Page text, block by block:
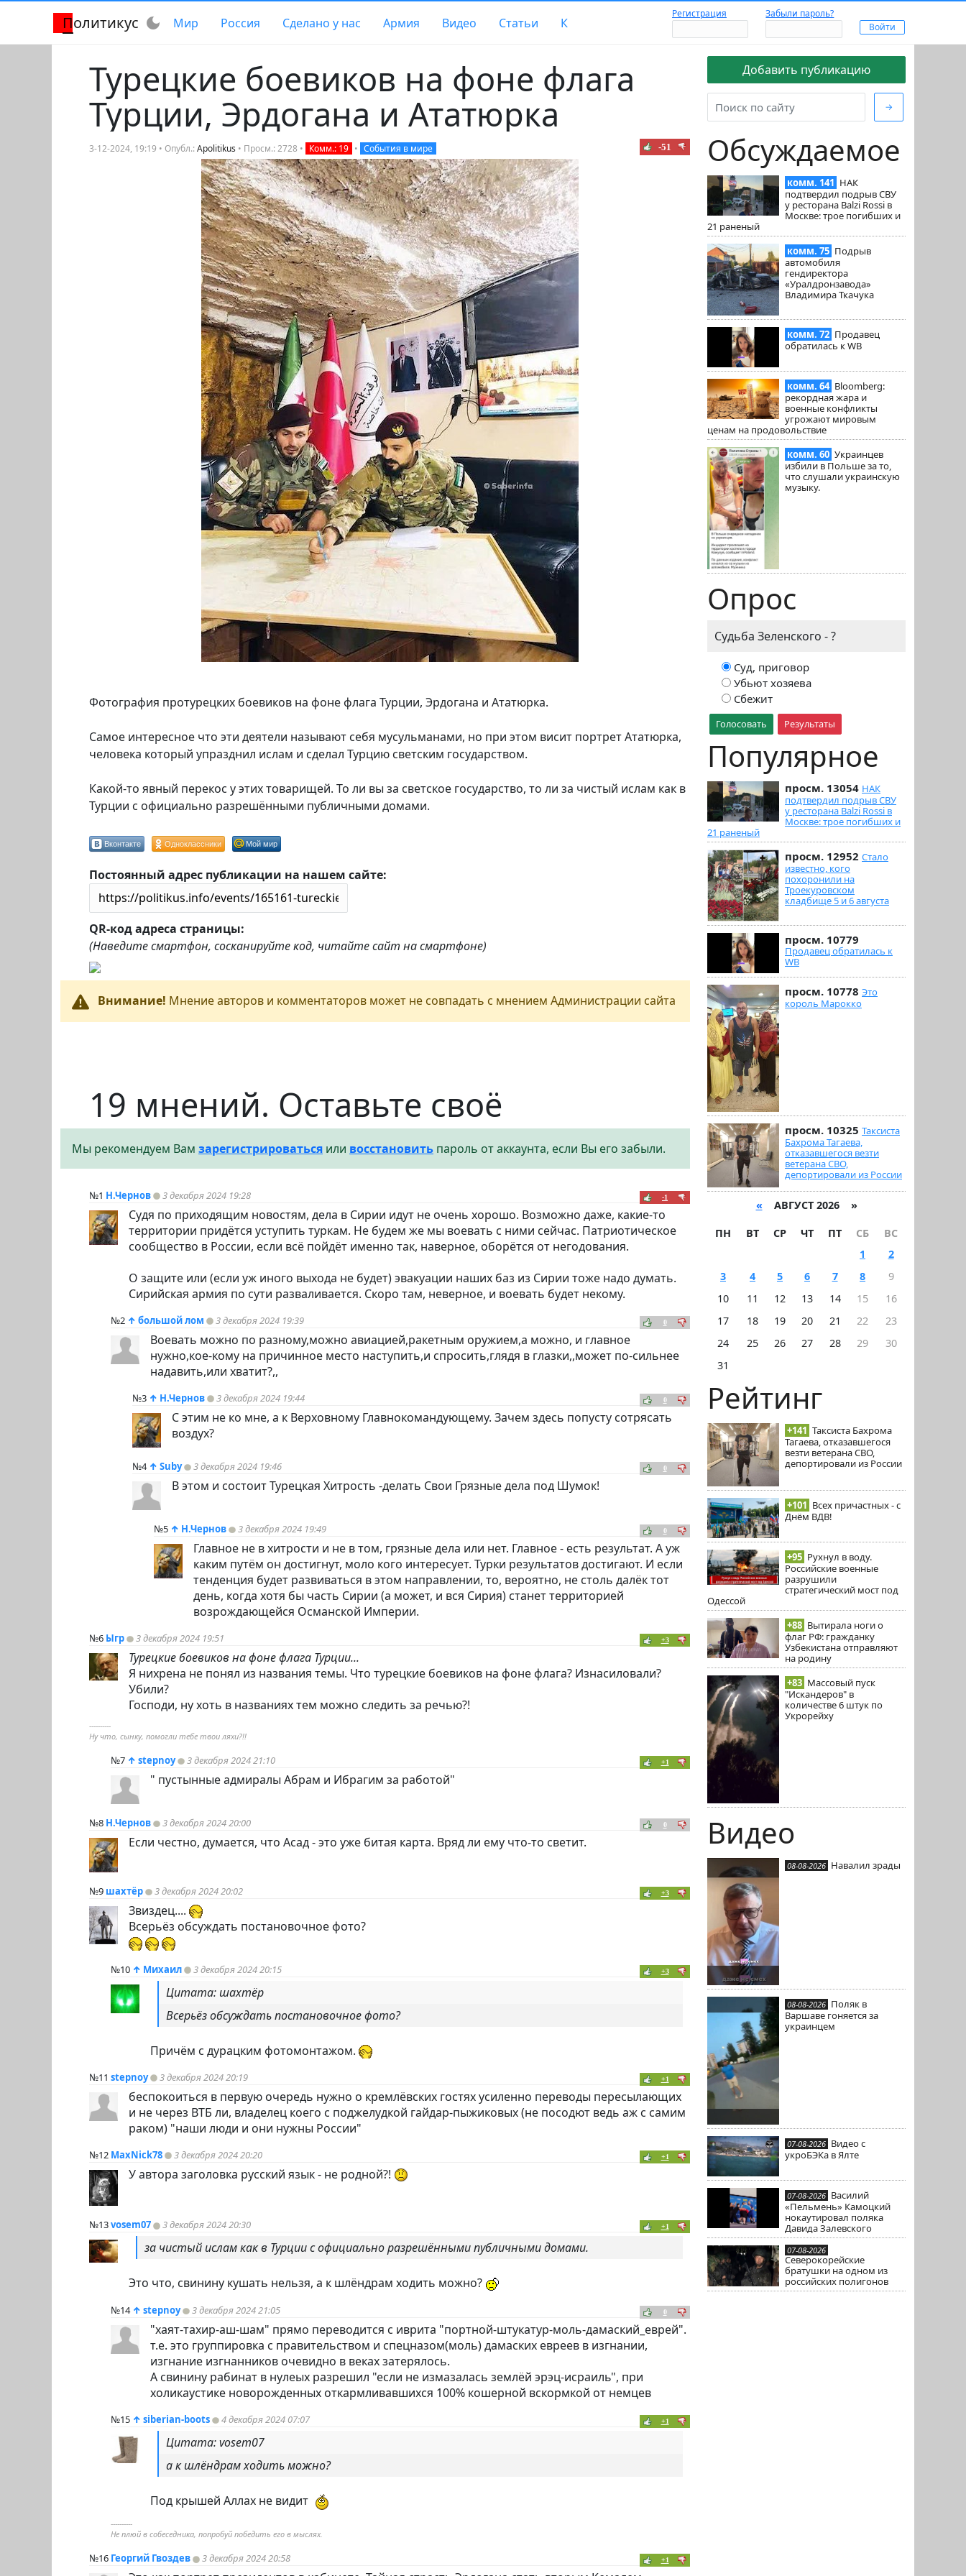
Политикус dark_mode Мир Россия Сделано у нас Армия Видео Статьи К
Регистрация Забыли пароль?
Добавить публикацию
→
Обсуждаемое
комм. 141 НАК
подтвердил подрыв СВУ
у ресторана Balzi Rossi в
Москве: трое погибших и
21 раненый
комм. 75 Подрыв
автомобиля
гендиректора
«Уралдронзавода»
Владимира Ткачука
комм. 72 Продавец
обратилась к WB
комм. 64 Bloomberg:
рекордная жара и
военные конфликты
угрожают мировым
ценам на продовольствие
комм. 60 Украинцев
избили в Польше за то,
что слушали украинскую
музыку.
Опрос
Судьба Зеленского - ?
Суд, приговор
Убьют хозяева
Сбежит
Голосовать Результаты
Популярное
просм. 13054 НАК
подтвердил подрыв СВУ
у ресторана Balzi Rossi в
Москве: трое погибших и
21 раненый
просм. 12952 Стало
известно, кого
похоронили на
Троекуровском
кладбище 5 и 6 августа
просм. 10779
Продавец обратилась к
WB
просм. 10778 Это
король Марокко
просм. 10325 Таксиста
Бахрома Тагаева,
отказавшегося везти
ветерана СВО,
депортировали из России
« АВГУСТ 2026 »
ПН ВТ СР ЧТ ПТ СБ
ВС
1
2
3
4 5 6 7 8
9
10
11 12 13 14 15
16
17
18 19 20 21 22
23
24
25 26 27 28 29
30
31
Рейтинг
+141 Таксиста Бахрома
Тагаева, отказавшегося
везти ветерана СВО,
депортировали из России
+101 Всех причастных - с
Днём ВДВ!
+95 Рухнул в воду.
Российские военные
разрушили
стратегический мост под
Одессой
+88 Вытирала ноги о
флаг РФ: гражданку
Узбекистана отправляют
на родину
+83 Массовый пуск
"Искандеров" в
количестве 6 штук по
Укрорейху
Видео
08-08-2026 Навалил зрады
08-08-2026 Поляк в
Варшаве гоняется за
украинцем
07-08-2026 Видео с
укроБЭКа в Ялте
07-08-2026 Василий
«Пельмень» Камоцкий
нокаутировал поляка
Давида Залевского
07-08-2026
Северокорейские
братушки на одном из
российских полигонов
Турецкие боевиков на фоне флага
Турции, Эрдогана и Ататюрка
3-12-2024, 19:19 • Опубл.:Apolitikus • Просм.: 2728 • Комм.: 19 • События в мире -51
Фотография протурецких боевиков на фоне флага Турции, Эрдогана и Ататюрка.
Самое интересное что эти деятели называют себя мусульманами, но при этом висит портрет Ататюрка,
человека который упразднил ислам и сделал Турцию светским государством.
Какой-то явный перекос у этих товарищей. То ли вы за светское государство, то ли за чистый ислам как в
Турции с официально разрешёнными публичными домами.
Вконтакте Одноклассники Мой мир
Постоянный адрес публикации на нашем сайте:
QR-код адреса страницы:
(Наведите смартфон, сосканируйте код, читайте сайт на смартфоне)
Внимание! Мнение авторов и комментаторов может не совпадать с мнением Администрации сайта
19 мнений. Оставьте своё
Мы рекомендуем Вам зарегистрироваться или восстановить пароль от аккаунта, если Вы его забыли.
№1 Н.Чернов 3 декабря 2024 19:28 -1
Судя по приходящим новостям, дела в Сирии идут не очень хорошо. Возможно даже, какие-то
территории придётся уступить туркам. Не будем же мы воевать с ними сейчас. Патриотическое
сообщество в России, если всё пойдёт именно так, наверное, оборётся от негодования.
О защите или (если уж иного выхода не будет) эвакуации наших баз из Сирии тоже надо думать.
Сирийская армия по сути разваливается. Скоро там, неверное, и воевать будет некому.
№2 ↑ большой лом 3 декабря 2024 19:39 0
Воевать можно по разному,можно авиацией,ракетным оружием,а можно, и главное
нужно,кое-кому на причинное место наступить,и спросить,глядя в глазки,,может по-сильнее
надавить,или хватит?,,
№3 ↑ Н.Чернов 3 декабря 2024 19:44 0
С этим не ко мне, а к Верховному Главнокомандующему. Зачем здесь попусту сотрясать
воздух?
№4 ↑ Suby 3 декабря 2024 19:46 0
В этом и состоит Турецкая Хитрость -делать Свои Грязные дела под Шумок!
№5 ↑ Н.Чернов 3 декабря 2024 19:49 0
Главное не в хитрости и не в том, грязные дела или нет. Главное - есть результат. А уж
каким путём он достигнут, моло кого интересует. Турки результатов достигают. И если
тенденция будет развиваться в этом направлении, то, вероятно, не столь далёк тот
день, когда хотя бы часть Сирии (а может, и вся Сирия) станет территорией
возрождающейся Османской Империи.
№6 Ыгр 3 декабря 2024 19:51 +3
Турецкие боевиков на фоне флага Турции...
Я нихрена не понял из названия темы. Что турецкие боевиков на фоне флага? Изнасиловали?
Убили?
Господи, ну хоть в названиях тем можно следить за речью?!
----------
Ну что, сынку, помогли тебе твои ляхи?!!
№7 ↑ stepnoy 3 декабря 2024 21:10 +1
" пустынные адмиралы Абрам и Ибрагим за работой"
№8 Н.Чернов 3 декабря 2024 20:00 0
Если честно, думается, что Асад - это уже битая карта. Вряд ли ему что-то светит.
№9 шахтёр 3 декабря 2024 20:02 +3
Звиздец....
Всерьёз обсуждать постановочное фото?
№10 ↑ Михаил 3 декабря 2024 20:15 +3
Цитата: шахтёр
Всерьёз обсуждать постановочное фото?
Причём с дурацким фотомонтажом.
№11 stepnoy 3 декабря 2024 20:19 +1
беспокоиться в первую очередь нужно о кремлёвских гостях усиленно переводы пересылающих
и не через ВТБ ли, владелец коего с поджелудкой гайдар-пыжиковых (не посодют ведь аж с самим
раком) "наши люди и они нужны России"
№12 MaxNick78 3 декабря 2024 20:20 +1
У автора заголовка русский язык - не родной?!
№13vosem07 3 декабря 2024 20:30 +1
за чистый ислам как в Турции с официально разрешёнными публичными домами.
Это что, свинину кушать нельзя, а к шлёндрам ходить можно?
№14 ↑ stepnoy 3 декабря 2024 21:05 0
"хаят-тахир-аш-шам" прямо переводится с иврита "портной-штукатур-моль-дамаский_еврей".
т.е. это группировка с правительством и спецназом(моль) дамаских евреев в изгнании,
изгнание изгнанников очевидно в веках затерялось.
А свинину рабинат в нулеых разрешил "если не измазалась землёй эрэц-исраиль", при
холикаустике новорожденных откармливавшихся 100% кошерной вскормкой от немцев
№15 ↑ siberian-boots 4 декабря 2024 07:07 +1
Цитата: vosem07
а к шлёндрам ходить можно?
Под крышей Аллах не видит
----------
Не плюй в собеседника, попробуй победить его в мыслях.
№16 Георгий Гвоздев 3 декабря 2024 20:58 +1